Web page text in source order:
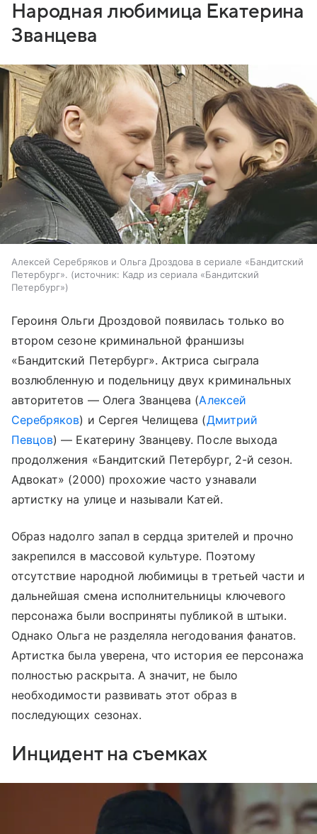
Народная любимица Екатерина
Званцева
Алексей Серебряков и Ольга Дроздова в сериале «Бандитский
Петербург».
источник: Кадр из сериала «Бандитский
Петербург»
Героиня Ольги Дроздовой появилась только во
втором сезоне криминальной франшизы
«Бандитский Петербург». Актриса сыграла
возлюбленную и подельницу двух криминальных
авторитетов — Олега Званцева (Алексей
Серебряков) и Сергея Челищева (Дмитрий
Певцов) — Екатерину Званцеву. После выхода
продолжения «Бандитский Петербург, 2-й сезон.
Адвокат» (2000) прохожие часто узнавали
артистку на улице и называли Катей.
Образ надолго запал в сердца зрителей и прочно
закрепился в массовой культуре. Поэтому
отсутствие народной любимицы в третьей части и
дальнейшая смена исполнительницы ключевого
персонажа были восприняты публикой в штыки.
Однако Ольга не разделяла негодования фанатов.
Артистка была уверена, что история ее персонажа
полностью раскрыта. А значит, не было
необходимости развивать этот образ в
последующих сезонах.
Инцидент на съемках